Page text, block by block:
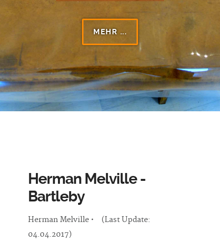
MEHR ...
Herman Melville -
Bartleby
Herman Melville • (Last Update:
04.04.2017)